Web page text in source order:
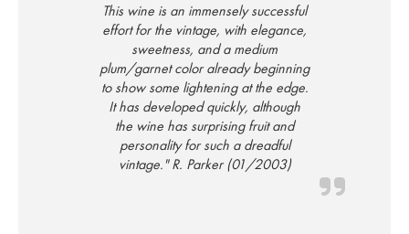
This wine is an immensely successful
effort for the vintage, with elegance,
sweetness, and a medium
plum/garnet color already beginning
to show some lightening at the edge.
It has developed quickly, although
the wine has surprising fruit and
personality for such a dreadful
vintage." R. Parker (01/2003)